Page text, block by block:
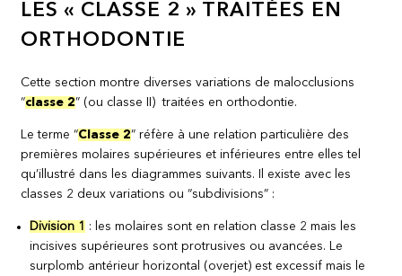
LES « CLASSE 2 » TRAITÉES EN
ORTHODONTIE
Cette section montre diverses variations de malocclusions
“classe 2” (ou classe II) traitées en orthodontie.
Le terme “Classe 2” réfère à une relation particulière des
premières molaires supérieures et inférieures entre elles tel
qu’illustré dans les diagrammes suivants. Il existe avec les
classes 2 deux variations ou “subdivisions” :
Division 1
: les molaires sont en relation classe 2 mais les
incisives supérieures sont protrusives ou avancées. Le
surplomb antérieur horizontal (overjet) est excessif mais le